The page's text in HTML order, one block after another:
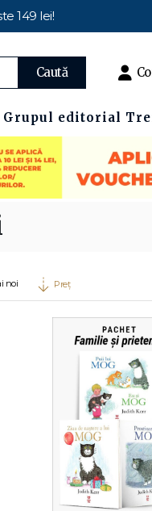
149 lei!
Caută
Grupul editorial
noi Preț